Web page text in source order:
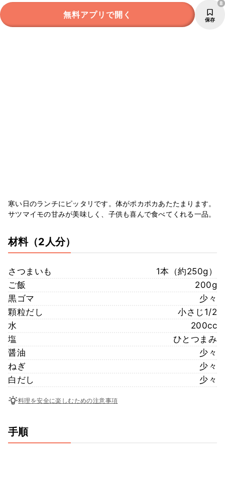
無料アプリで開く 保存
8
寒い日のランチにピッタリです。体がポカポカあたたまります。
サツマイモの甘みが美味しく、子供も喜んで食べてくれる一品。
材料（2人分）
さつまいも
1本（約250g）
ご飯
200g
黒ゴマ
少々
顆粒だし
小さじ1/2
水
200cc
塩
ひとつまみ
醤油
少々
ねぎ
少々
白だし
少々
料理を安全に楽しむための注意事項
手順